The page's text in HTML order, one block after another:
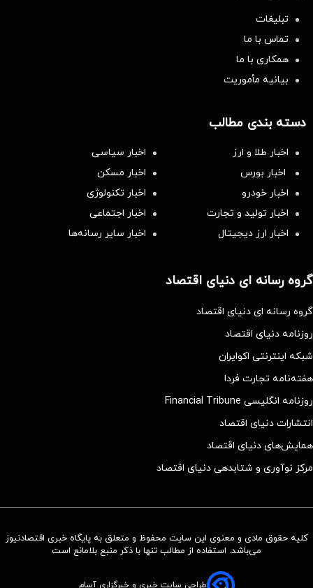
تبلیغات
تماس با ما
همکاری با ما
بیانیه مأموریت
دسته بندی مطالب
اخبار طلا و ارز
اخبار سیاسی
اخبار بورس
اخبار مسکن
اخبار خودرو
اخبار تکنولوژی
اخبار تولید و تجارت
اخبار اجتماعی
اخبار ارز دیجیتال
اخبار سایر رسانه‌‌ها
گروه رسانه ای دنیای اقتصاد
گروه رسانه ای دنیای اقتصاد
روزنامه دنیای اقتصاد
شبکه اینترنتی اکوایران
هفته‌نامه تجارت فردا
روزنامه انگلیسی Financial Tribune
انتشارات دنیای اقتصاد
همایش‌های دنیای اقتصاد
مرکز نوآوری و شتابدهی دنیای اقتصاد
کلیه حقوق مادی و معنوی این سایت محفوظ و متعلق به پایگاه خبری اقتصادنیوز
می‌باشد. استفاده از مطالب تنها با ذکر منبع بلامانع است
طراحی سایت خبری و خبرگزاری آسام